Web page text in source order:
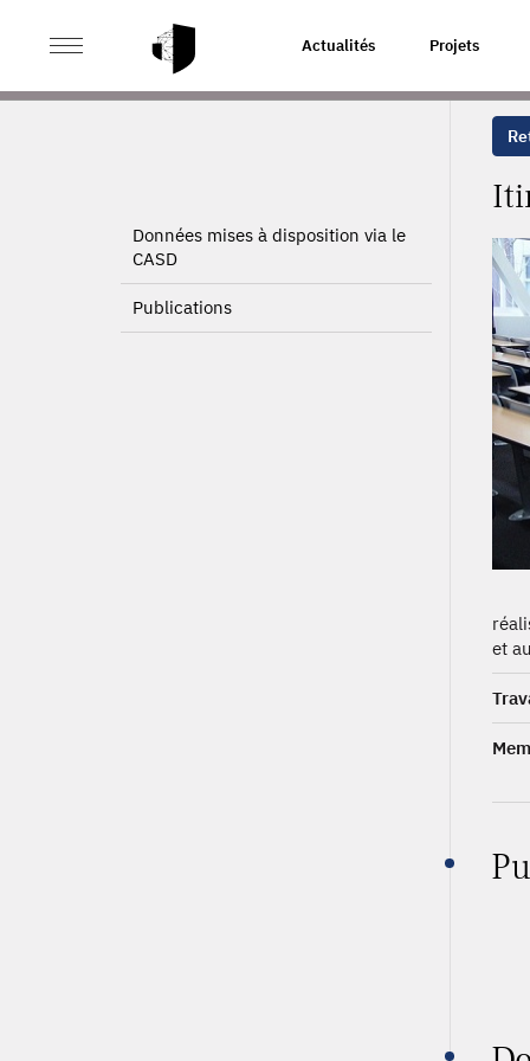
Actualités Projets
ACCUEIL ITINÉRAIRE COMPÉTENCE :
Données mises à disposition via le
CASD
Publications
et